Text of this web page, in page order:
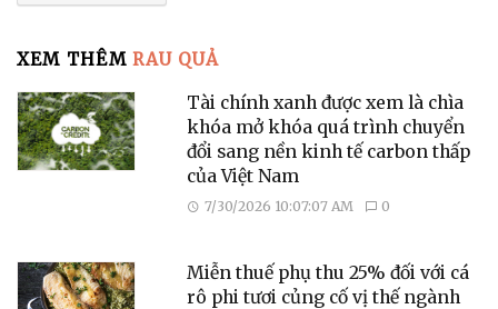
XEM THÊMRAU QUẢ
Tài chính xanh được xem là chìa
khóa mở khóa quá trình chuyển
đổi sang nền kinh tế carbon thấp
của Việt Nam
7/30/2026 10:07:07 AM 0
Miễn thuế phụ thu 25% đối với cá
rô phi tươi củng cố vị thế ngành